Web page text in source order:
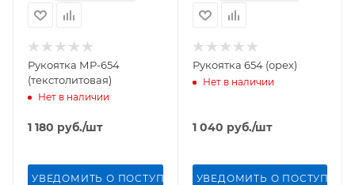
Рукоятка МР-654
(текстолитовая)
Нет в наличии
1 180 руб./шт
УВЕДОМИТЬ О ПОСТУПЛЕНИИ
Рукоятка 654 (орех)
Нет в наличии
1 040 руб./шт
УВЕДОМИТЬ О